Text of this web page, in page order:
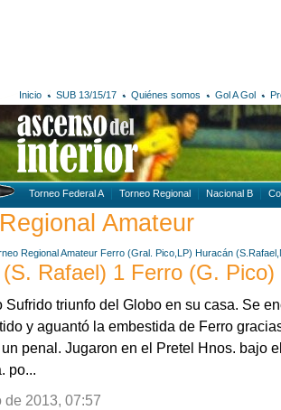
Inicio SUB 13/15/17 Quiénes somos Gol A Gol
Torneo Federal A Torneo Regional Nacional B
Amateur
Regional Amateur Ferro (Gral. Pico,LP) Huracán
Rafael) 1 Ferro (G. Pico)
Sufrido triunfo del Globo en su casa. Se
y aguantó la embestida de Ferro
penal. Jugaron en el Pretel Hnos. bajo
po...
de 2013, 07:57